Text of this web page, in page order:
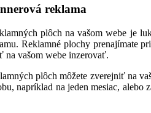
reklama
plôch na vašom webe je
Reklamné plochy prenajímate
na vašom webe inzerovať.
plôch môžete zverejniť na
napríklad na jeden mesiac,